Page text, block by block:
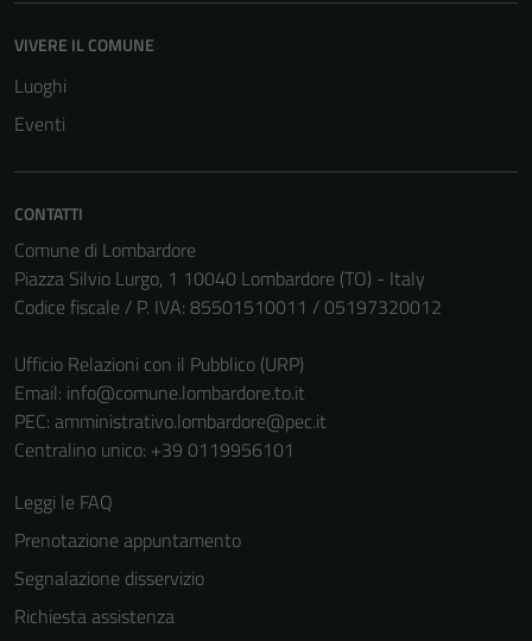
VIVERE IL COMUNE
Luoghi
Eventi
CONTATTI
Comune di Lombardore
Piazza Silvio Lurgo, 1 10040 Lombardore (TO) - Italy
Codice fiscale / P. IVA: 85501510011 / 05197320012
Ufficio Relazioni con il Pubblico (URP)
Email: info@comune.lombardore.to.it
PEC: amministrativo.lombardore@pec.it
Centralino unico: +39 0119956101
Leggi le FAQ
Prenotazione appuntamento
Segnalazione disservizio
Richiesta assistenza
del sito e non
possono
non raccolgono